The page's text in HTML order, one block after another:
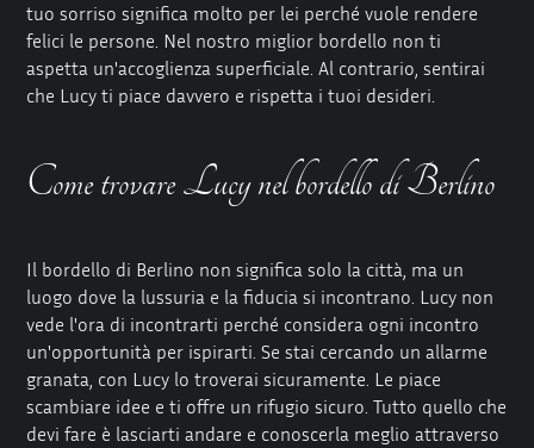
tuo sorriso significa molto per lei perché vuole rendere
felici le persone. Nel nostro miglior bordello non ti
aspetta un'accoglienza superficiale. Al contrario, sentirai
che Lucy ti piace davvero e rispetta i tuoi desideri.
Come trovare Lucy nel bordello di Berlino
Il bordello di Berlino non significa solo la città, ma un
luogo dove la lussuria e la fiducia si incontrano. Lucy non
vede l'ora di incontrarti perché considera ogni incontro
un'opportunità per ispirarti. Se stai cercando un allarme
granata, con Lucy lo troverai sicuramente. Le piace
scambiare idee e ti offre un rifugio sicuro. Tutto quello che
devi fare è lasciarti andare e conoscerla meglio attraverso